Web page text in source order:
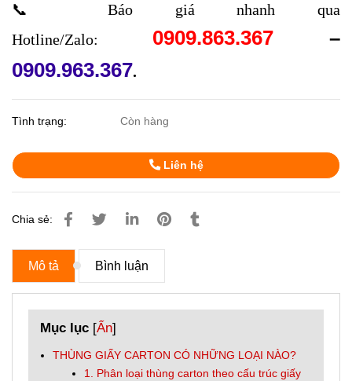
📞 Báo giá nhanh qua
Hotline/Zalo: 0909.863.367 –
0909.963.367.
Tình trạng: Còn hàng
Liên hệ
Chia sẻ:
Mô tả Bình luận
Mục lục [Ẩn]
THÙNG GIẤY CARTON CÓ NHỮNG LOẠI NÀO?
1. Phân loại thùng carton theo cấu trúc giấy